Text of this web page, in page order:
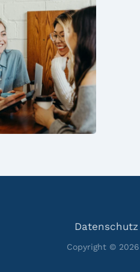
Datenschutz
Copyright © 2026